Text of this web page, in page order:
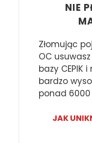
NIE
Złomując
OC
bazy CEPIK
bardzo
ponad 6000
JAK